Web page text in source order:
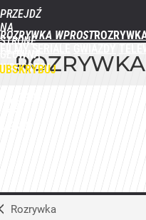
PRZEJDŹ
NA
STRONĘ
GŁÓWNĄ
WPROST.PL
ROZRYWKA WPROST
ROZRYWKA
Rozrywka